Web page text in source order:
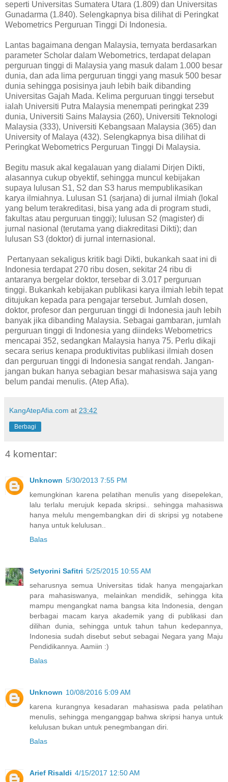
seperti Universitas Sumatera Utara (1.809) dan Universitas
Gunadarma (1.840). Selengkapnya bisa dilihat di Peringkat
Webometrics Perguruan Tinggi Di Indonesia.
Lantas bagaimana dengan Malaysia, ternyata berdasarkan
parameter Scholar dalam Webometrics, terdapat delapan
perguruan tinggi di Malaysia yang masuk dalam 1.000 besar
dunia, dan ada lima perguruan tinggi yang masuk 500 besar
dunia sehingga posisinya jauh lebih baik dibanding
Universitas Gajah Mada. Kelima perguruan tinggi tersebut
ialah Universiti Putra Malaysia menempati peringkat 239
dunia, Universiti Sains Malaysia (260), Universiti Teknologi
Malaysia (333), Universiti Kebangsaan Malaysia (365) dan
University of Malaya (432). Selengkapnya bisa dilihat di
Peringkat Webometrics Perguruan Tinggi Di Malaysia.
Begitu masuk akal kegalauan yang dialami Dirjen Dikti,
alasannya cukup obyektif, sehingga muncul kebijakan
supaya lulusan S1, S2 dan S3 harus mempublikasikan
karya ilmiahnya. Lulusan S1 (sarjana) di jurnal ilmiah (lokal
yang belum terakreditasi, bisa yang ada di program studi,
fakultas atau perguruan tinggi); lulusan S2 (magister) di
jurnal nasional (terutama yang diakreditasi Dikti); dan
lulusan S3 (doktor) di jurnal internasional.
Pertanyaan sekaligus kritik bagi Dikti, bukankah saat ini di
Indonesia terdapat 270 ribu dosen, sekitar 24 ribu di
antaranya bergelar doktor, tersebar di 3.017 perguruan
tinggi. Bukankah kebijakan publikasi karya ilmiah lebih tepat
ditujukan kepada para pengajar tersebut. Jumlah dosen,
doktor, profesor dan perguruan tinggi di Indonesia jauh lebih
banyak jika dibanding Malaysia. Sebagai gambaran, jumlah
perguruan tinggi di Indonesia yang diindeks Webometrics
mencapai 352, sedangkan Malaysia hanya 75. Perlu dikaji
secara serius kenapa produktivitas publikasi ilmiah dosen
dan perguruan tinggi di Indonesia sangat rendah. Jangan-
jangan bukan hanya sebagian besar mahasiswa saja yang
belum pandai menulis. (Atep Afia).
KangAtepAfia.com at 23:42
Berbagi
4 komentar:
Unknown 5/30/2013 7:55 PM
kemungkinan karena pelatihan menulis yang disepelekan,
lalu terlalu merujuk kepada skripsi.. sehingga mahasiswa
hanya melulu mengembangkan diri di skripsi yg notabene
hanya untuk kelulusan..
Balas
Setyorini Safitri 5/25/2015 10:55 AM
seharusnya semua Universitas tidak hanya mengajarkan
para mahasiswanya, melainkan mendidik, sehingga kita
mampu mengangkat nama bangsa kita Indonesia, dengan
berbagai macam karya akademik yang di publikasi dan
dilihan dunia, sehingga untuk tahun tahun kedepannya,
Indonesia sudah disebut sebut sebagai Negara yang Maju
Pendidikannya. Aamiin :)
Balas
Unknown 10/08/2016 5:09 AM
karena kurangnya kesadaran mahasiswa pada pelatihan
menulis, sehingga menganggap bahwa skripsi hanya untuk
kelulusan bukan untuk penegmbangan diri.
Balas
Arief Risaldi 4/15/2017 12:50 AM